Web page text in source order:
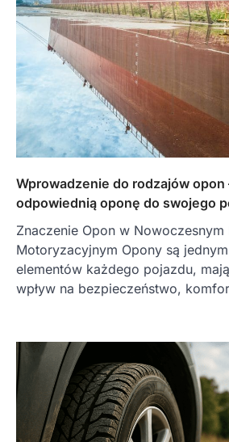
Wprowadzenie do rodzajów opon
odpowiednią oponę do swojego
Znaczenie Opon w Nowoczesnym
Motoryzacyjnym Opony są
elementów każdego pojazdu,
wpływ na bezpieczeństwo,